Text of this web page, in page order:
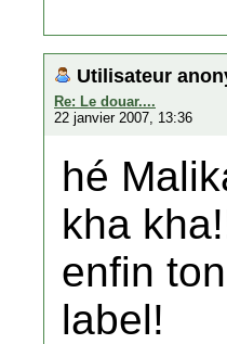
Utilisateur
Re: Le douar....
22 janvier 2007, 13:36
hé
kha
enfin
label!